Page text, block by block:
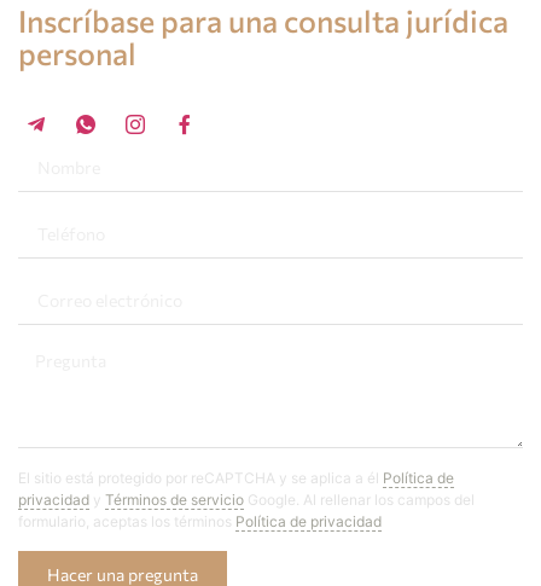
Inscríbase para una consulta jurídica
personal
El sitio está protegido por reCAPTCHA y se aplica a él Política de
privacidad y Términos de servicio Google. Al rellenar los campos del
formulario, aceptas los términos Política de privacidad
Hacer una pregunta